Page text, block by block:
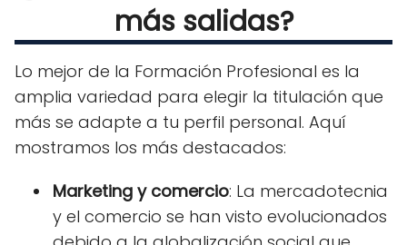
más salidas?
Lo mejor de la Formación Profesional es la
amplia variedad para elegir la titulación que
más se adapte a tu perfil personal. Aquí
mostramos los más destacados:
Marketing y comercio: La mercadotecnia
y el comercio se han visto evolucionados